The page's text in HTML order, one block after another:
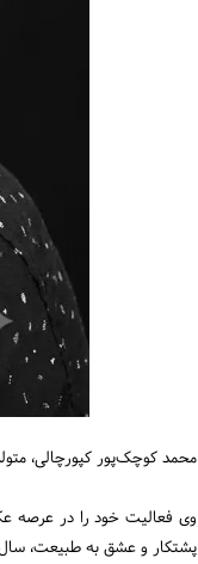
محمد کوچک‌پور کپورچالی، متولد سال ۱۳۳۴ در روستای کپورچال شهرستان بندرانزلی، از عکاسان
پشتکار و عشق به طبیعت،